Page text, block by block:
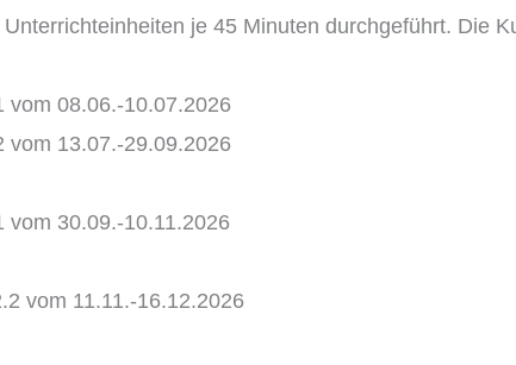
je 45 Minuten durchgeführt. Die
vom 08.06.-10.07.2026
vom 13.07.-29.09.2026
vom 30.09.-10.11.2026
vom 11.11.-16.12.2026